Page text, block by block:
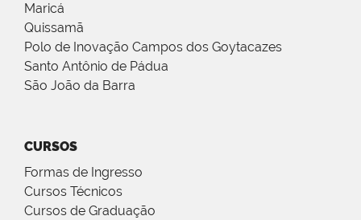
Maricá
Quissamã
Polo de Inovação Campos dos Goytacazes
Santo Antônio de Pádua
São João da Barra
CURSOS
Formas de Ingresso
Cursos Técnicos
Cursos de Graduação